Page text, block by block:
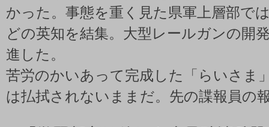
かった。事態を重く見た県軍上層部で
どの英知を結集。大型レールガンの開
進した。
苦労のかいあって完成した「らいさま
は払拭されないままだ。先の諜報員の